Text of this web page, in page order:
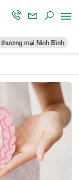
Ninh Bình Điều